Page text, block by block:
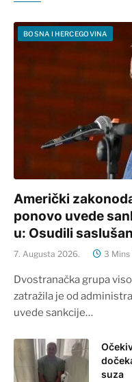
BOSNA I HERCEGOVINA
Američki
ponovo uvede
u: Osudili
7. Augusta 2026. 3 Mins
Dvostranačka grupa
zatražila je od
uvede sankcije…
suza